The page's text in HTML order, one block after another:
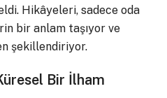
Hikâyeleri, sadece oda
bir anlam taşıyor ve
şekillendiriyor.
Bir İlham